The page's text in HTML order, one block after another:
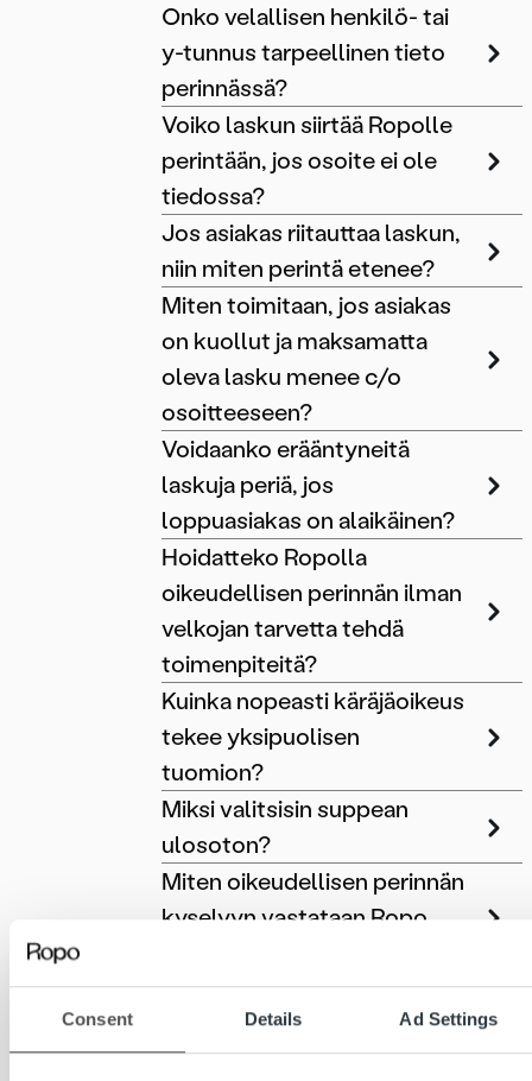
Consent Details Ad Settings
Onko velallisen henkilö- tai
y-tunnus tarpeellinen tieto
perinnässä?
Voiko laskun siirtää Ropolle
perintään, jos osoite ei ole
tiedossa?
Jos asiakas riitauttaa laskun,
niin miten perintä etenee?
Miten toimitaan, jos asiakas
on kuollut ja maksamatta
oleva lasku menee c/o
osoitteeseen?
Voidaanko erääntyneitä
laskuja periä, jos
loppuasiakas on alaikäinen?
Hoidatteko Ropolla
oikeudellisen perinnän ilman
velkojan tarvetta tehdä
toimenpiteitä?
Kuinka nopeasti käräjäoikeus
tekee yksipuolisen
tuomion?
Miksi valitsisin suppean
ulosoton?
Miten oikeudellisen perinnän
kyselyyn vastataan Ropo
Miten yritykset voivat
käyttää MyRopoa avoimien
maksujensa hoitamiseen?